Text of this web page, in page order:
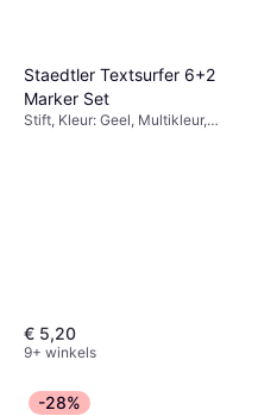
Staedtler Textsurfer 6+2
Marker Set
Stift, Kleur: Geel, Multikleur,
€ 5,20
9+ winkels
-28%